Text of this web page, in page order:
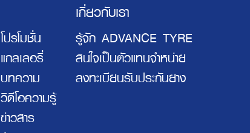
โปรโมชั่น
แกลเลอรี่
บทความ
วิดีโอความรู้
ข่าวสาร
เกี่ยวกับเรา
รู้จัก ADVANCE TYRE
สนใจเป็นตัวแทนจำหน่าย
ลงทะเบียนรับประกันยาง